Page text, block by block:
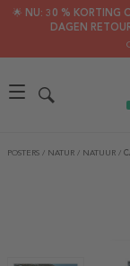
🌟 NU: 30 % KORTING
DAGEN
POSTERS / NATUR / NATUUR /